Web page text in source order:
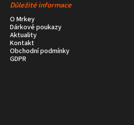
Důležité informace
O Mrkey
Dárkové poukazy
Aktuality
Kontakt
Obchodní podmínky
GDPR